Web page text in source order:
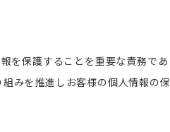
を保護することを重要な責務であ
みを推進しお客様の個人情報の保